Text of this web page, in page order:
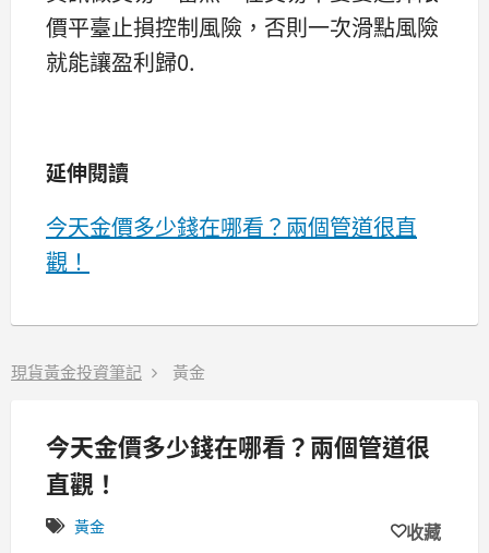
價平臺止損控制風險，否則一次滑點風險
就能讓盈利歸0.
延伸閱讀
今天金價多少錢在哪看？兩個管道很直
觀！
現貨黃金投資筆記 黃金
今天金價多少錢在哪看？兩個管道很
直觀！
黃金 收藏